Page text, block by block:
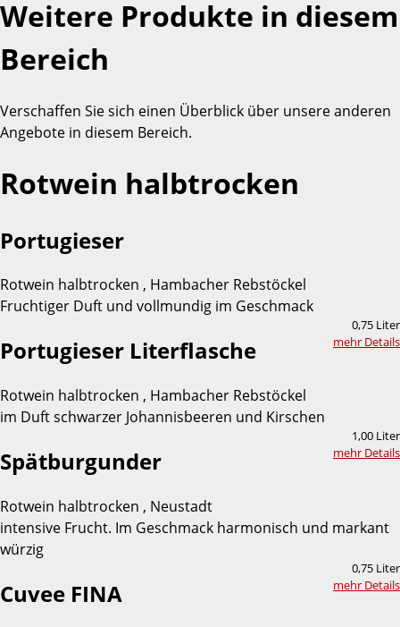
Weitere Produkte in diesem
Bereich
Verschaffen Sie sich einen Überblick über unsere anderen
Angebote in diesem Bereich.
Rotwein halbtrocken
Portugieser
Rotwein halbtrocken , Hambacher Rebstöckel
Fruchtiger Duft und vollmundig im Geschmack
0,75 Liter
mehr Details
Portugieser Literflasche
Rotwein halbtrocken , Hambacher Rebstöckel
im Duft schwarzer Johannisbeeren und Kirschen
1,00 Liter
mehr Details
Spätburgunder
Rotwein halbtrocken , Neustadt
intensive Frucht. Im Geschmack harmonisch und markant
würzig
0,75 Liter
mehr Details
Cuvee FINA